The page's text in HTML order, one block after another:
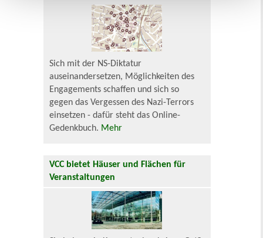
Sich mit der NS-Diktatur
auseinandersetzen, Möglichkeiten des
Engagements schaffen und sich so
gegen das Vergessen des Nazi-Terrors
einsetzen - dafür steht das Online-
Gedenkbuch. Mehr
VCC bietet Häuser und Flächen für
Veranstaltungen